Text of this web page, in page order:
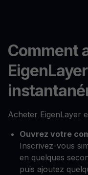
Comment
Acheter EigenLayer
Ouvrez votre
Inscrivez-vous
en quelques
puis ajoutez